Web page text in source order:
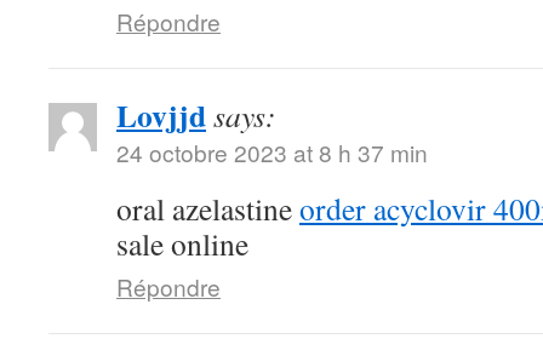
Répondre
Lovjjdsays:
24 octobre 2023 at 8 h 37 min
oral azelastineorder acyclovir
sale online
Répondre